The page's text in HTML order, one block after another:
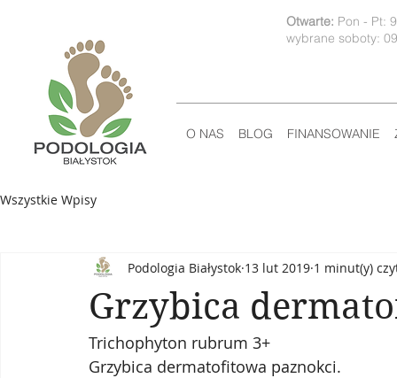
Otwarte: Pon - Pt:
wybrane soboty:
O NAS BLOG FINANSOWANIE
Wszystkie Wpisy
Grzybica
Podologia Białystok 13 lut 2019 1 minut(y)
Trichophyton rubrum 3+
Grzybica dermatofitowa paznokci.